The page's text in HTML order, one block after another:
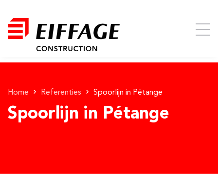
Home Referenties Spoorlijn in Pétange
Spoorlijn in Pétange